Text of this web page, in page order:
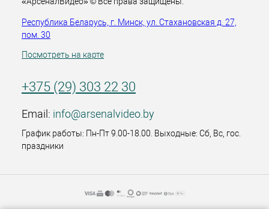
Республика Беларусь, г. Минск, ул. Стахановская д. 27,
пом. 30
Посмотреть на карте
+375 (29) 303 22 30
Email: info@arsenalvideo.by
График работы: Пн-Пт 9.00-18.00. Выходные: Сб, Вс, гос.
праздники